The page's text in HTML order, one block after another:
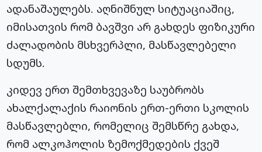
ადანაშაულებს. აღნიშნულ სიტუაციაშიც,
იმისათვის რომ ბავშვი არ გახდეს ფიზიკური
ძალადობის მსხვერპლი, მასწავლებელი
სდუმს.
კიდევ ერთ შემთხვევაზე საუბრობს
ახალქალაქის რაიონის ერთ-ერთი სკოლის
მასწავლებლი, რომელიც შემსწრე გახდა,
რომ ალკოჰოლის ზემოქმედების ქვეშ